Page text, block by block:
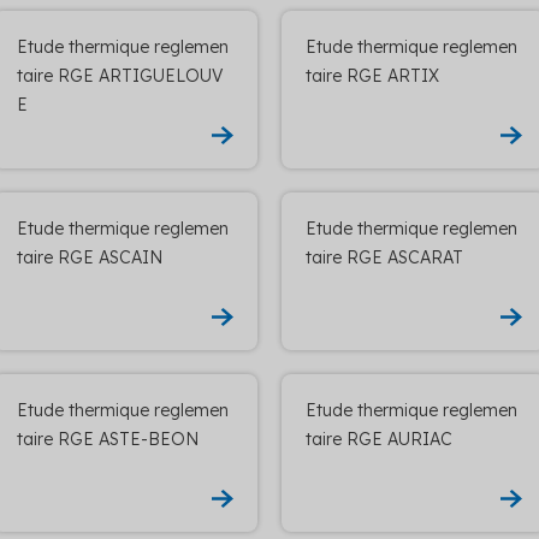
Etude thermique reglemen
taire RGE ARTIGUELOUV
E
Etude thermique reglemen
taire RGE ARTIX
Etude thermique reglemen
taire RGE ASCAIN
Etude thermique reglemen
taire RGE ASCARAT
Etude thermique reglemen
taire RGE ASTE-BEON
Etude thermique reglemen
taire RGE AURIAC